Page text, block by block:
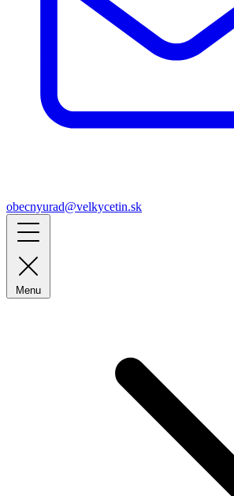
obecnyurad@velkycetin.sk
Menu